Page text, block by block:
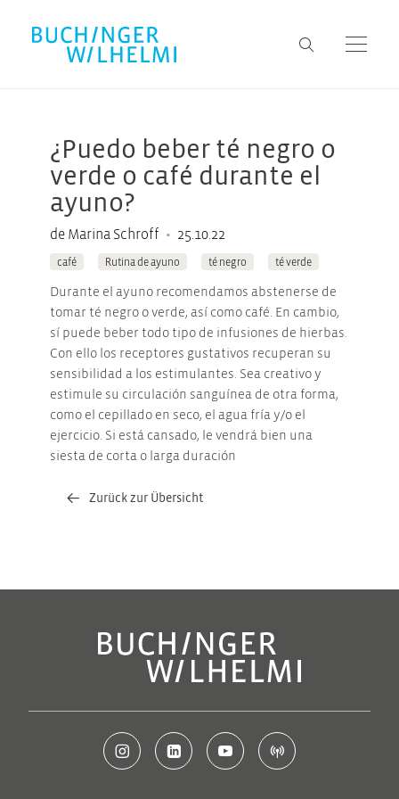
¿Puedo beber té negro o
verde o café durante el
ayuno?
de Marina Schroff • 25.10.22
café Rutina de ayuno té negro té verde
Durante el ayuno recomendamos abstenerse de
tomar té negro o verde, así como café. En cambio,
sí puede beber todo tipo de infusiones de hierbas.
Con ello los receptores gustativos recuperan su
sensibilidad a los estimulantes. Sea creativo y
estimule su circulación sanguínea de otra forma,
como el cepillado en seco, el agua fría y/o el
ejercicio. Si está cansado, le vendrá bien una
siesta de corta o larga duración
Zurück zur Übersicht